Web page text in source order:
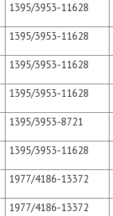
1395/3953-11628
1395/3953-11628
1395/3953-11628
1395/3953-11628
1395/3953-8721
1395/3953-11628
1977/4186-13372
1977/4186-13372